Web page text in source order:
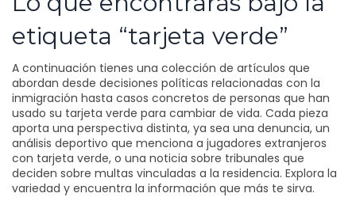
etiqueta “tarjeta verde”
A continuación tienes una colección de artículos que
abordan desde decisiones políticas relacionadas con la
inmigración hasta casos concretos de personas que han
usado su tarjeta verde para cambiar de vida. Cada pieza
aporta una perspectiva distinta, ya sea una denuncia, un
análisis deportivo que menciona a jugadores extranjeros
con tarjeta verde, o una noticia sobre tribunales que
deciden sobre multas vinculadas a la residencia. Explora la
variedad y encuentra la información que más te sirva.